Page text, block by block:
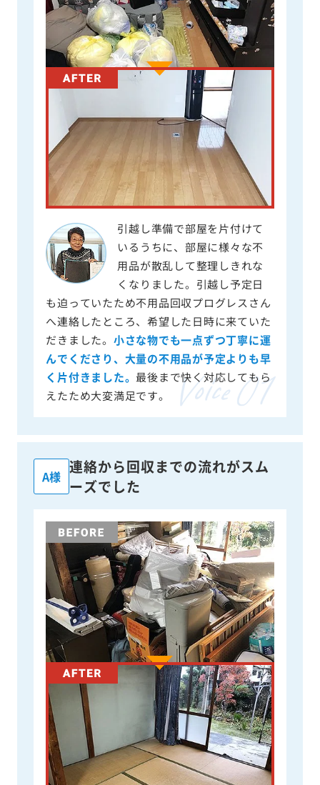
引越し準備で部屋を片付けて
いるうちに、部屋に様々な不
用品が散乱して整理しきれな
くなりました。引越し予定日
も迫っていたため不用品回収プログレスさん
へ連絡したところ、希望した日時に来ていた
だきました。 小さな物でも一点ずつ丁寧に運
んでくださり、大量の不用品が予定よりも早
く片付きました。 最後まで快く対応してもら
えたため大変満足です。
A様
連絡から回収までの流れがスム
ーズでした